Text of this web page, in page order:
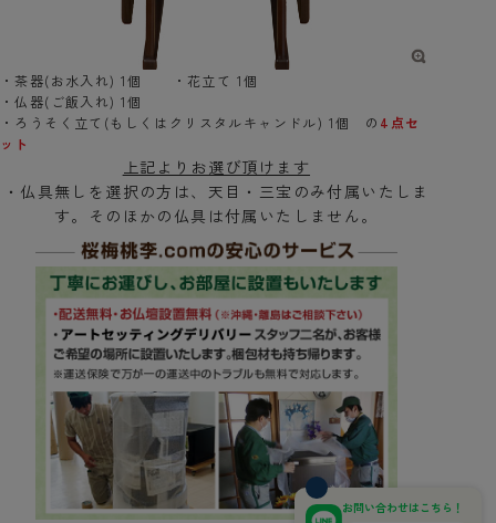
・茶器(お水入れ) 1個 ・花立て 1個
・仏器(ご飯入れ) 1個
・ろうそく立て(もしくはクリスタルキャンドル) 1個 の 4点セ
ット
上記よりお選び頂けます
・仏具無しを選択の方は、天目・三宝のみ付属いたしま
す。そのほかの仏具は付属いたしません。
お問い合わせはこちら！